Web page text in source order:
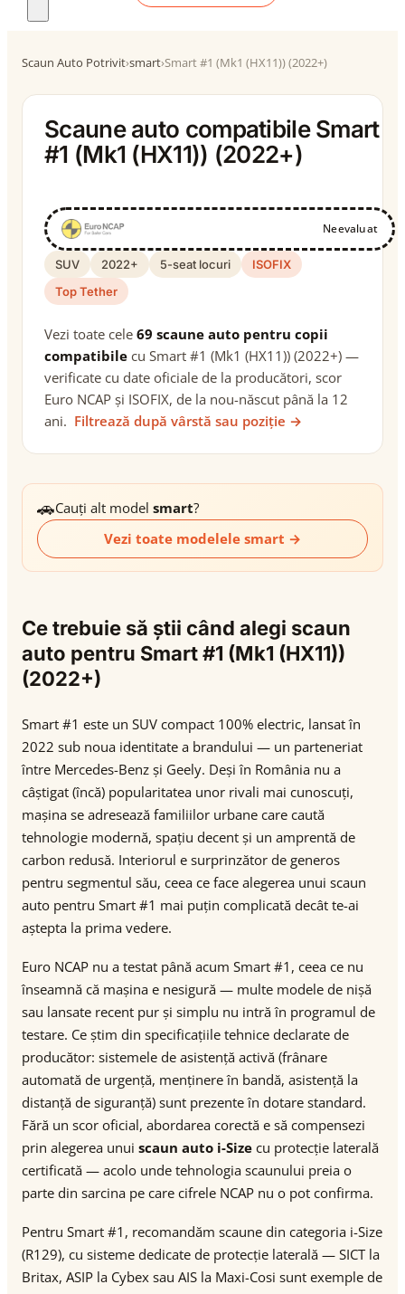
Scaun Auto Potrivit›smart›Smart #1 (Mk1 (HX11)) (2022+)
Scaune auto compatibile Smart
#1 (Mk1 (HX11)) (2022+)
Neevaluat
SUV 2022+ 5-seat locuri
ISOFIX
Top Tether
Vezi toate cele 69 scaune auto pentru copii
compatibile cu Smart #1 (Mk1 (HX11)) (2022+) —
verificate cu date oficiale de la producători, scor
Euro NCAP și ISOFIX, de la nou-născut până la 12
ani. Filtrează după vârstă sau poziție →
🚗Cauți alt model smart?
Vezi toate modelele smart →
Ce trebuie să știi când alegi scaun
auto pentru Smart #1 (Mk1 (HX11))
(2022+)
Smart #1 este un SUV compact 100% electric, lansat în
2022 sub noua identitate a brandului — un parteneriat
între Mercedes-Benz și Geely. Deși în România nu a
câștigat (încă) popularitatea unor rivali mai cunoscuți,
mașina se adresează familiilor urbane care caută
tehnologie modernă, spațiu decent și un amprentă de
carbon redusă. Interiorul e surprinzător de generos
pentru segmentul său, ceea ce face alegerea unui scaun
auto pentru Smart #1 mai puțin complicată decât te-ai
aștepta la prima vedere.
Euro NCAP nu a testat până acum Smart #1, ceea ce nu
înseamnă că mașina e nesigură — multe modele de nișă
sau lansate recent pur și simplu nu intră în programul de
testare. Ce știm din specificațiile tehnice declarate de
producător: sistemele de asistență activă (frânare
automată de urgență, menținere în bandă, asistență la
distanță de siguranță) sunt prezente în dotare standard.
Fără un scor oficial, abordarea corectă e să compensezi
prin alegerea unui scaun auto i-Size cu protecție laterală
certificată — acolo unde tehnologia scaunului preia o
parte din sarcina pe care cifrele NCAP nu o pot confirma.
Pentru Smart #1, recomandăm scaune din categoria i-Size
(R129), cu sisteme dedicate de protecție laterală — SICT la
Britax, ASIP la Cybex sau AIS la Maxi-Cosi sunt exemple de